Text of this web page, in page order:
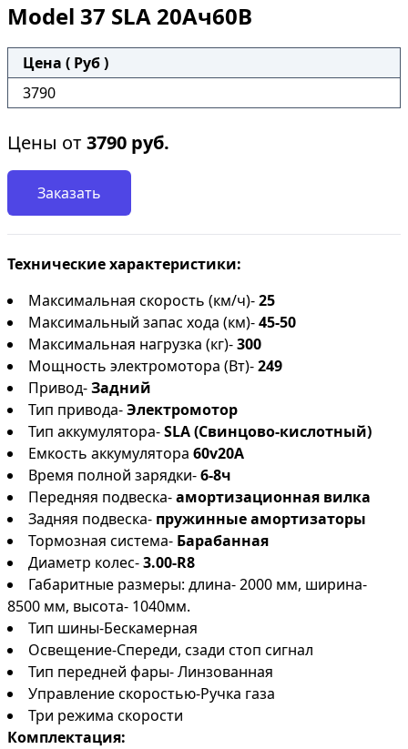
Model 37 SLA 20Ач60В
Цена ( Руб )
3790
Цены от3790 руб.
Заказать
Технические характеристики:
Максимальная скорость (км/ч)-25
Максимальный запас хода (км)-45-50
Максимальная нагрузка (кг)-300
Мощность электромотора (Вт)-249
Привод-Задний
Тип привода-Электромотор
Тип аккумулятора-SLA (Свинцово-кислотный)
Емкость аккумулятора 60v20A
Время полной зарядки-6-8ч
Передняя подвеска-амортизационная вилка
Задняя подвеска- пружинные амортизаторы
Тормозная система- Барабанная
Диаметр колес-3.00-R8
Габаритные размеры: длина- 2000 мм, ширина-
8500 мм, высота- 1040мм.
Тип шины-Бескамерная
Освещение-Спереди, сзади стоп сигнал
Тип передней фары- Линзованная
Управление скоростью-Ручка газа
Три режима скорости
Комплектация: